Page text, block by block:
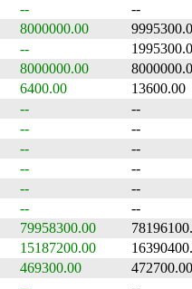
--
--
8000000.00
--
8000000.00
6400.00
13600.00
--
--
--
--
--
--
--
--
--
--
--
--
79958300.00
15187200.00
469300.00
472700.00